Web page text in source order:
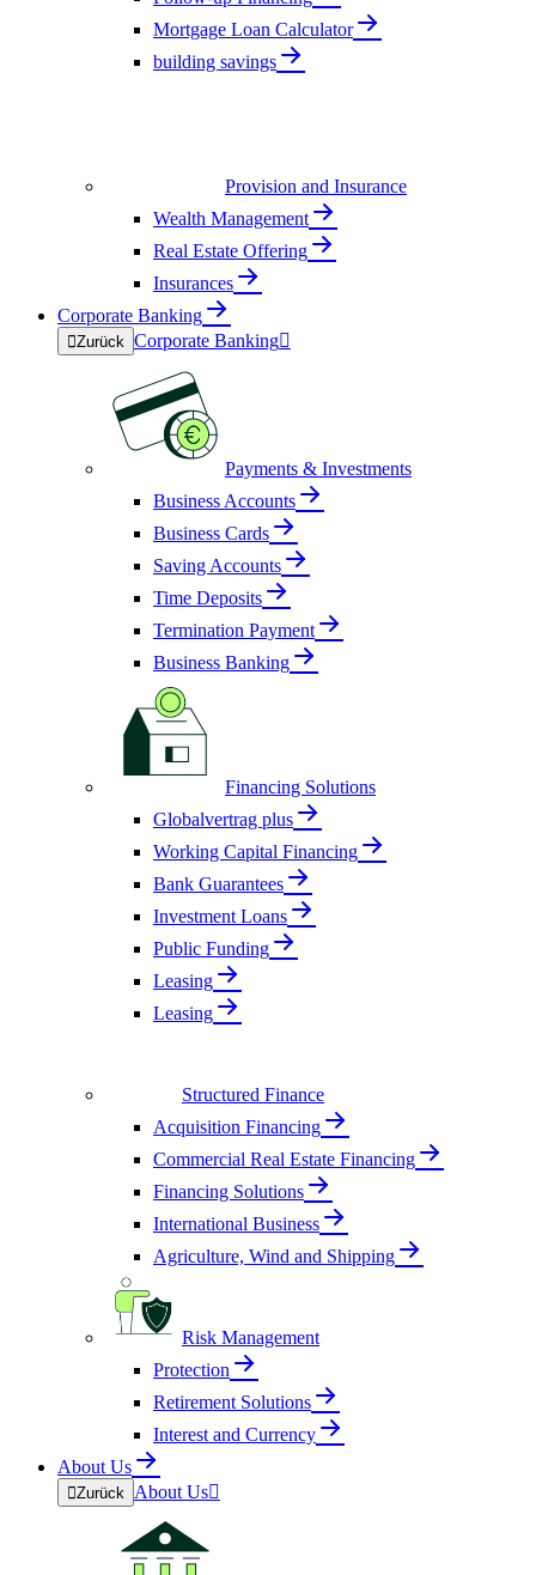
Mortgage Loan Calculator
building savings
Provision and Insurance
Wealth Management
Real Estate Offering
Insurances
Corporate Banking
Zurück Corporate Banking
Payments & Investments
Business Accounts
Business Cards
Saving Accounts
Time Deposits
Termination Payment
Business Banking
Financing Solutions
Globalvertrag plus
Working Capital Financing
Bank Guarantees
Investment Loans
Public Funding
Leasing
Leasing
Structured Finance
Acquisition Financing
Commercial Real Estate Financing
Financing Solutions
International Business
Agriculture, Wind and Shipping
Risk Management
Protection
Retirement Solutions
Interest and Currency
About Us
Zurück About Us